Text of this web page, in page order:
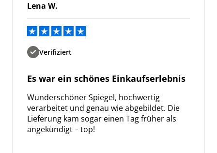
Lena W.
Verifiziert
Es war ein schönes Einkaufserlebnis
Wunderschöner Spiegel, hochwertig
verarbeitet und genau wie abgebildet. Die
Lieferung kam sogar einen Tag früher als
angekündigt – top!